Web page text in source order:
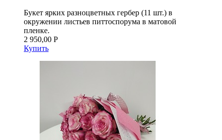
Букет ярких разноцветных гербер (11 шт.) в
окружении листьев питтоспорума в матовой
пленке.
2 950,00 Р
Купить